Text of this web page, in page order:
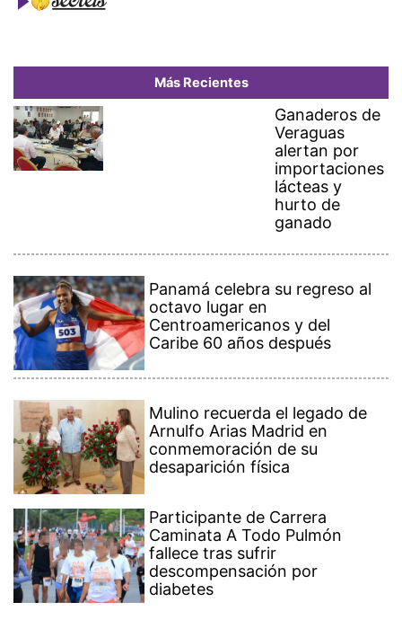
Más Recientes
Ganaderos de
Veraguas
alertan por
importaciones
lácteas y
hurto de
ganado
Panamá celebra su regreso al
octavo lugar en
Centroamericanos y del
Caribe 60 años después
Mulino recuerda el legado de
Arnulfo Arias Madrid en
conmemoración de su
desaparición física
Participante de Carrera
Caminata A Todo Pulmón
fallece tras sufrir
descompensación por
diabetes